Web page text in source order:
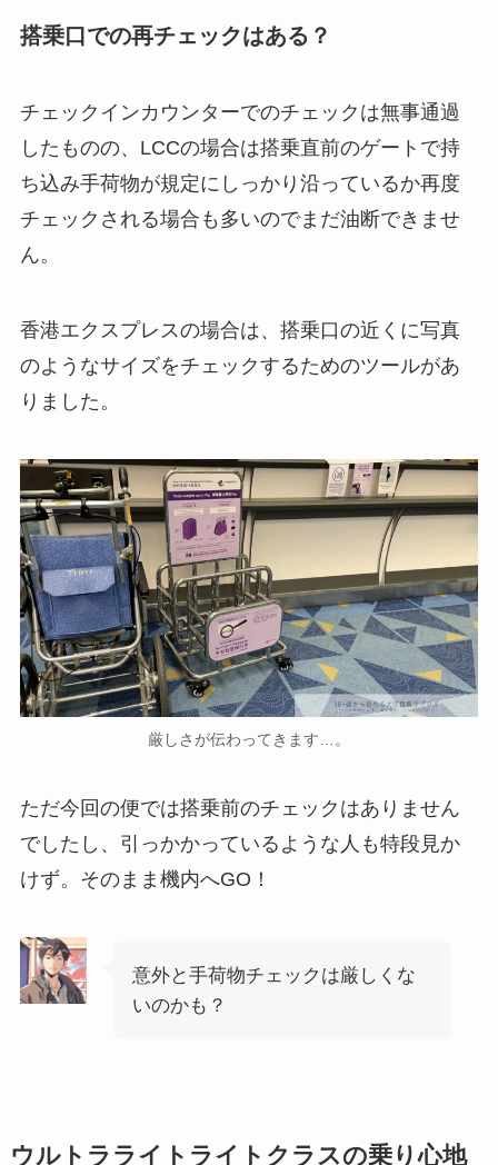
搭乗口での再チェックはある？
チェックインカウンターでのチェックは無事通過
したものの、LCCの場合は搭乗直前のゲートで持
ち込み手荷物が規定にしっかり沿っているか再度
チェックされる場合も多いのでまだ油断できませ
ん。
香港エクスプレスの場合は、搭乗口の近くに写真
のようなサイズをチェックするためのツールがあ
りました。
厳しさが伝わってきます…。
ただ今回の便では搭乗前のチェックはありません
でしたし、引っかかっているような人も特段見か
けず。そのまま機内へGO！
意外と手荷物チェックは厳しくな
いのかも？
ウルトラライトライトクラスの乗り心地